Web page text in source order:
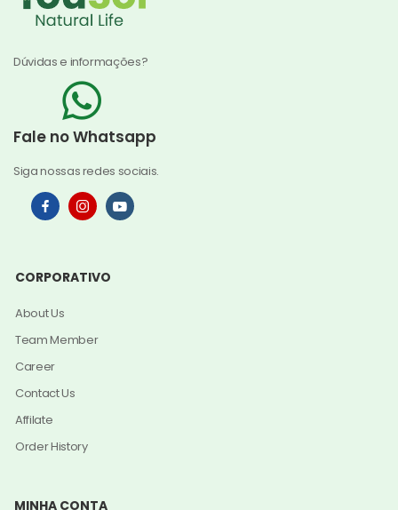
Dúvidas e informações?
Fale no Whatsapp
Siga nossas redes sociais.
CORPORATIVO
About Us
Team Member
Career
Contact Us
Affilate
Order History
MINHA CONTA